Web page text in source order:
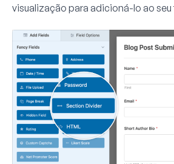
visualização para adicioná-lo ao